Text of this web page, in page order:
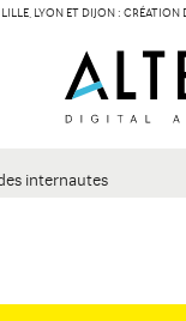
LYON ET DIJON :
des Templiers
internautes